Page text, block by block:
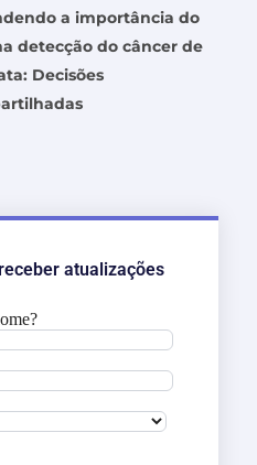
a importância do
detecção do câncer de
Decisões
atualizações